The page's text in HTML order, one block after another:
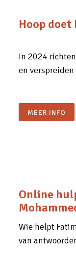
Hoop doet
In 2024
en
MEER INFO
Online
Wie helpt
van